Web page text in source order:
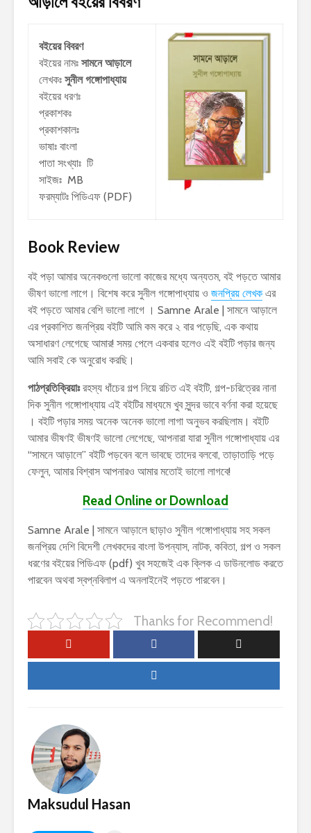
বইয়ের বিবরণ
বইয়ের নামঃ সামনে আড়ালে
লেখকঃ সুনীল গঙ্গোপাধ্যায়
বইয়ের ধরণঃ
প্রকাশকঃ
প্রকাশকালঃ
ভাষাঃ বাংলা
পাতা সংখ্যাঃ টি
সাইজঃ MB
ফরম্যাটঃ পিডিএফ (PDF)
Book Review
বই পড়া আমার অনেকগুলো ভালো কাজের মধ্যে অন্যতম, বই পড়তে আমার
ভীষণ ভালো লাগে। বিশেষ করে সুনীল গঙ্গোপাধ্যায় ও জনপ্রিয় লেখক এর
বই পড়তে আমার বেশি ভালো লাগে । Samne Arale | সামনে আড়ালে
এর প্রকাশিত জনপ্রিয় বইটি আমি কম করে ২ বার পড়েছি, এক কথায়
অসাধারণ লেগেছে আমার! সময় পেলে একবার হলেও এই বইটি পড়ার জন্য
আমি সবাই কে অনুরোধ করছি।
পাঠপ্রতিক্রিয়াঃরহস্য ধাঁচের গল্প নিয়ে রচিত এই বইটি, গল্প-চরিত্রের নানা
দিক সুনীল গঙ্গোপাধ্যায় এই বইটির মাধ্যমে খুব সুন্দর ভাবে বর্ণনা করা হয়েছে
। বইটি পড়ার সময় অনেক অনেক ভালো লাগা অনুভব করছিলাম। বইটি
আমার ভীষণই ভীষণই ভালো লেগেছে, আপনারা যারা সুনীল গঙ্গোপাধ্যায় এর
“সামনে আড়ালে” বইটি পড়বেন বলে ভাবছে তাদের বলবো, তাড়াতাড়ি পড়ে
ফেলুন, আমার বিশ্বাস আপনারও আমার মতোই ভালো লাগবে!
Read Online or Download
Samne Arale | সামনে আড়ালে ছাড়াও সুনীল গঙ্গোপাধ্যায় সহ সকল
জনপ্রিয় দেশি বিদেশী লেখকদের বাংলা উপন্যাস, নাটক, কবিতা, গল্প ও সকল
ধরণের বইয়ের পিডিএফ (pdf) খুব সহজেই এক ক্লিক এ ডাউনলোড করতে
পারবেন অথবা স্বপ্নবিলাপ এ অনলাইনেই পড়তে পারবেন।
Thanks for Recommend!
Maksudul Hasan